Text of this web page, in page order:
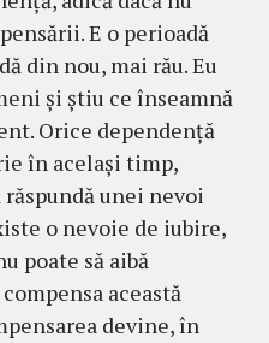
E o perioadă
din nou, mai rău. Eu
și știu ce înseamnă
Orice dependență
în același timp,
răspundă unei nevoi
o nevoie de iubire,
poate să aibă
această
devine, în